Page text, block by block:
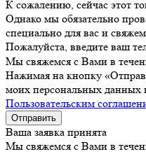
К сожалению, сейчас этот
Однако мы обязательно
специально для вас и
Пожалуйста, введите ваш
Мы свяжемся с Вами в
Нажимая на кнопку
моих персональных данных
Пользовательским
Ваша заявка принята
Мы свяжемся с Вами в